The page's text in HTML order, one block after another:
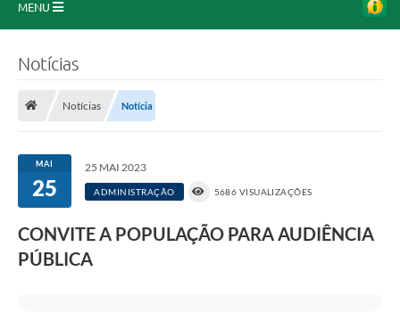
MENU
Portal da Transparência
Secretarias
Notícias
Notícias Notícia
MAI
25
25 MAI 2023
ADMINISTRAÇÃO 5686 VISUALIZAÇÕES
CONVITE A POPULAÇÃO PARA AUDIÊNCIA
PÚBLICA